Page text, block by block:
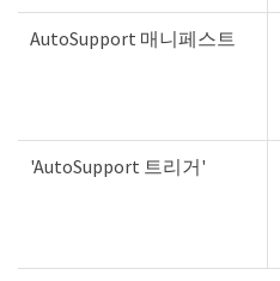
AutoSupport 매니페스트
'AutoSupport 트리거'